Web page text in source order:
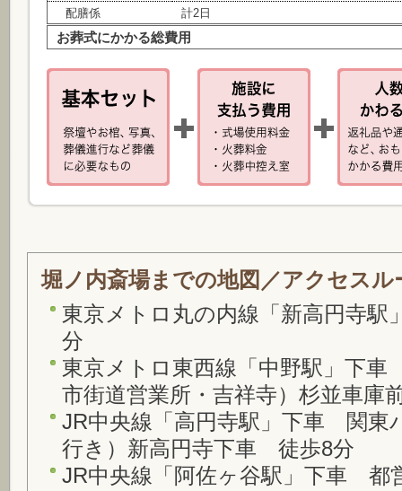
配膳係
計2日
お葬式にかかる総費用
堀ノ内斎場までの地図／アクセスル
東京メトロ丸の内線「新高円寺駅
分
東京メトロ東西線「中野駅」下
市街道営業所・吉祥寺）杉並車庫
JR中央線「高円寺駅」下車 関東
行き）新高円寺下車 徒歩8分
JR中央線「阿佐ヶ谷駅」下車 都